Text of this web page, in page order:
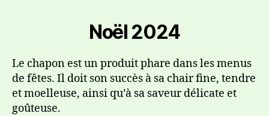
Noël 2024
Le chapon est un produit phare dans les menus
de fêtes. Il doit son succès à sa chair fine, tendre
et moelleuse, ainsi qu’à sa saveur délicate et
goûteuse.